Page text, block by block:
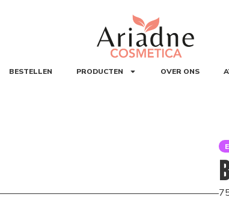
BESTELLEN PRODUCTEN OVER ONS